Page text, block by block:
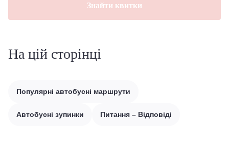
Знайти квитки
На цій сторінці
Популярні автобусні маршрути
Автобусні зупинки Питання – Відповіді